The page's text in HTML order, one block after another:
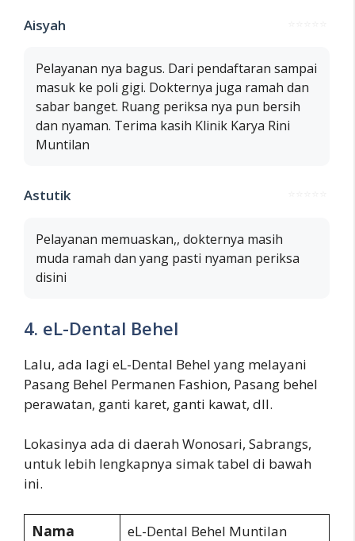
Aisyah
Pelayanan nya bagus. Dari pendaftaran sampai
masuk ke poli gigi. Dokternya juga ramah dan
sabar banget. Ruang periksa nya pun bersih
dan nyaman. Terima kasih Klinik Karya Rini
Muntilan
Astutik
Pelayanan memuaskan,, dokternya masih
muda ramah dan yang pasti nyaman periksa
disini
4. eL-Dental Behel
Lalu, ada lagi eL-Dental Behel yang melayani
Pasang Behel Permanen Fashion, Pasang behel
perawatan, ganti karet, ganti kawat, dll.
Lokasinya ada di daerah Wonosari, Sabrangs,
untuk lebih lengkapnya simak tabel di bawah
ini.
Nama eL-Dental Behel Muntilan